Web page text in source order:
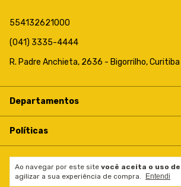
Ao navegar por este site você aceita o uso
agilizar a sua experiência de compra.
Entendi
554132621000
(041) 3335-4444
R. Padre Anchieta, 2636 - Bigorrilho,
Departamentos
Políticas
Copyright Big Festas - 31056726000170 - 2026.
reservados.